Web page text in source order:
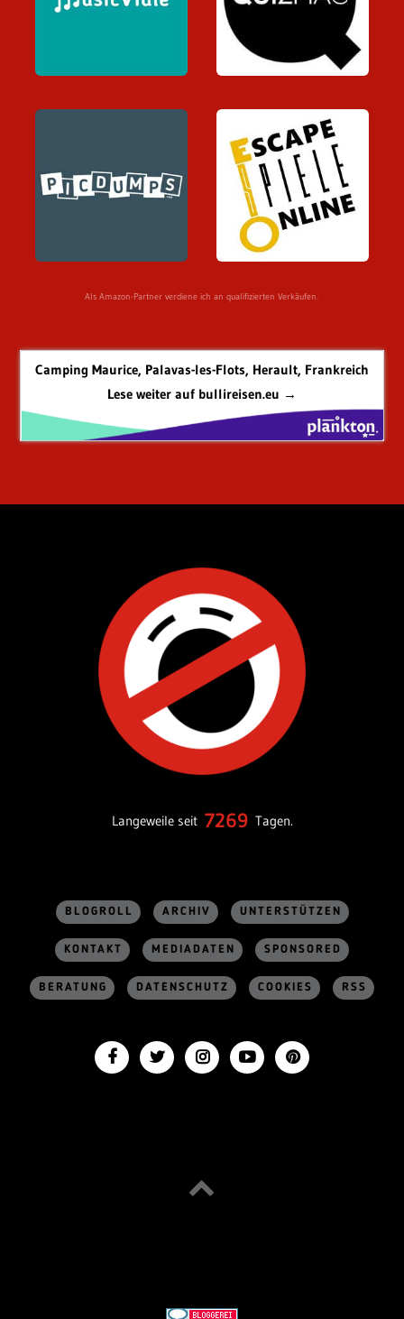
Als Amazon-Partner verdiene ich an qualifizierten Verkäufen.
Camping Maurice, Palavas-les-Flots, Herault, Frankreich
Lese weiter auf bullireisen.eu →
Langeweile seit 7269 Tagen.
BLOGROLL ARCHIV UNTERSTÜTZEN
KONTAKT MEDIADATEN SPONSORED
BERATUNG DATENSCHUTZ COOKIES RSS